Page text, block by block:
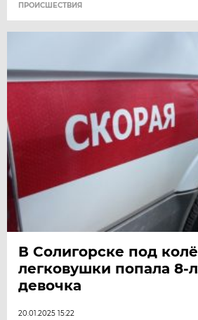
ПРОИСШЕСТВИЯ
В Солигорске под
легковушки попала 8-
девочка
20.01.2025 15:22